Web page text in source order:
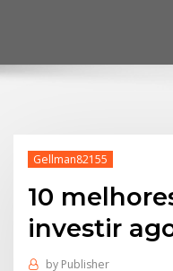
Gellman82155
10
investir
by Publisher